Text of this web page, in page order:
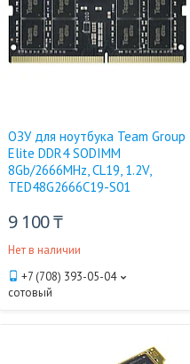
ОЗУ для ноутбука Team Group
Elite DDR4 SODIMM
8Gb/2666MHz, CL19, 1.2V,
TED48G2666C19-S01
9 100 ₸
Нет в наличии
+7 (708) 393-05-04
сотовый